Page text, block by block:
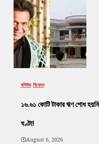
বলিউড বিনোদন
১৬.৬১ কোটি টাকার ঋণ শোধ
ঘণ্টা!
August 6, 2026